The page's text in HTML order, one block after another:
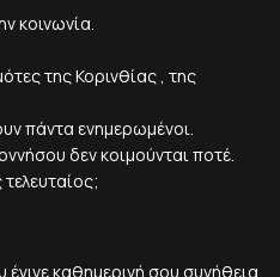
κοινωνία.
της Κορινθίας , της
πάντα ενημερωμένοι.
δεν κοιμούνται ποτέ.
τελευταίος;
καθημερινή σου συνήθεια.